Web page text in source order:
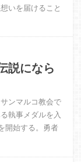
いを届けること
説になら
ンマルコ教会で
執事メダルを入
開始する。勇者